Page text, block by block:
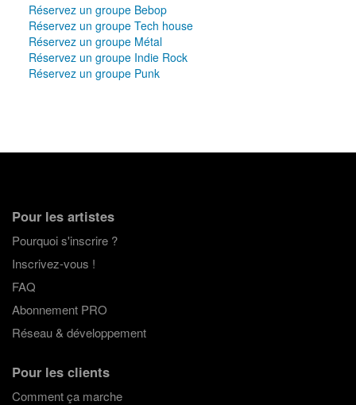
Réservez un groupe Bebop
Réservez un groupe Tech house
Réservez un groupe Métal
Réservez un groupe Indie Rock
Réservez un groupe Punk
Pour les artistes
Pourquoi s'inscrire ?
Inscrivez-vous !
FAQ
Abonnement PRO
Réseau & développement
Pour les clients
Comment ça marche